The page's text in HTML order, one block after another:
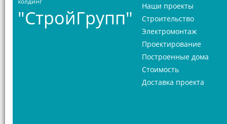
"СтройГрупп"
Наши проекты
Строительство
Электромонтаж
Проектирование
Построенные дома
Стоимость
Доставка проекта